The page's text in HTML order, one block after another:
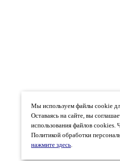
Мы используем файлы cookie
Оставаясь на сайте, вы
использования файлов cookies.
Политикой обработки
нажмите здесь.